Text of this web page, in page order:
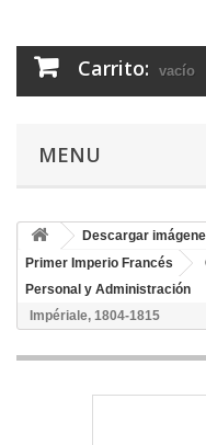
Carrito: vacío
MENU
Descargar
Primer Imperio Francés
Personal y Administración
Impériale, 1804-1815